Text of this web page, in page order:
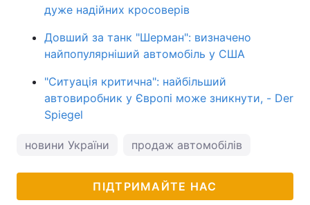
дуже надійних кросоверів
Довший за танк "Шерман": визначено
найпопулярніший автомобіль у США
"Ситуація критична": найбільший
автовиробник у Європі може зникнути, - Der
Spiegel
новини України продаж автомобілів
ПІДТРИМАЙТЕ НАС